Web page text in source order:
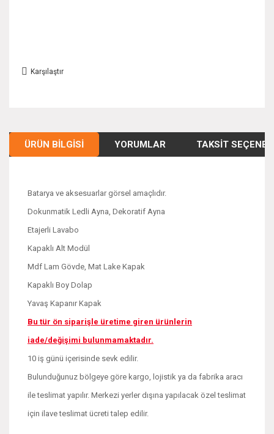
Karşılaştır
ÜRÜN BILGISI YORUMLAR TAKSIT
Batarya ve aksesuarlar görsel amaçlıdır.
Dokunmatik Ledli Ayna, Dekoratif Ayna
Etajerli Lavabo
Kapaklı Alt Modül
Mdf Lam Gövde, Mat Lake Kapak
Kapaklı Boy Dolap
Yavaş Kapanır Kapak
Bu tür ön siparişle üretime giren ürünlerin
iade/değişimi bulunmamaktadır.
10 iş günü içerisinde sevk edilir.
Bulunduğunuz bölgeye göre kargo, lojistik ya da fabrika aracı
ile teslimat yapılır. Merkezi yerler dışına yapılacak özel teslimat
için ilave teslimat ücreti talep edilir.